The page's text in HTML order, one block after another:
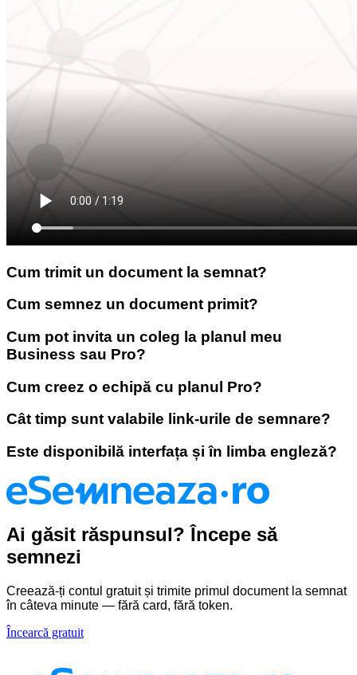
Cum trimit un document la semnat?
Cum semnez un document primit?
Cum pot invita un coleg la planul meu
Business sau Pro?
Cum creez o echipă cu planul Pro?
Cât timp sunt valabile link-urile de semnare?
Este disponibilă interfața și în limba engleză?
Ai găsit răspunsul? Începe să
semnezi
Creează-ți contul gratuit și trimite primul document la semnat
în câteva minute — fără card, fără token.
Încearcă gratuit